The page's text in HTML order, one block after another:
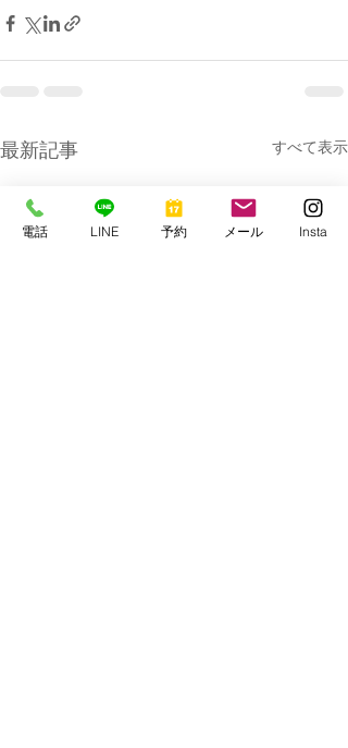
最新記事 すべて表示
電話 LINE 予約 メール Insta